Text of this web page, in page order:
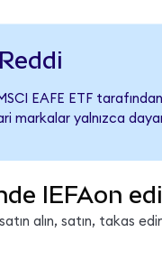
EAFE ETF
markalar yalnızca
IEFAon
alın, satın, takas